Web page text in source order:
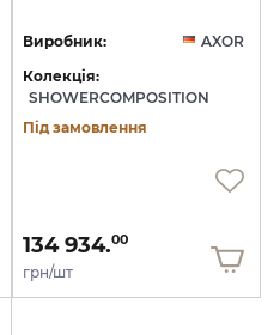
Виробник:
AXOR
Колекція:
SHOWERCOMPOSITION
Під замовлення
134 934.00
грн/шт